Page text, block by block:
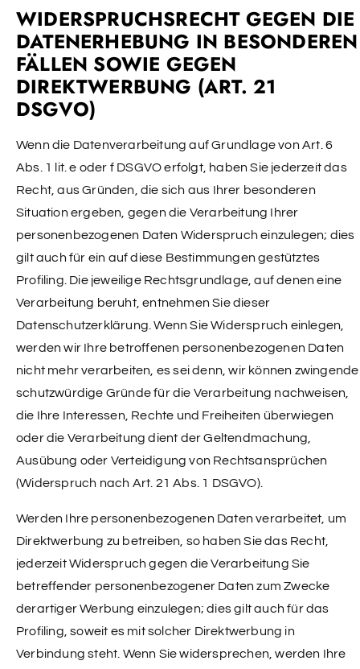
WIDERSPRUCHSRECHT GEGEN DIE
DATENERHEBUNG IN BESONDEREN
FÄLLEN SOWIE GEGEN
DIREKTWERBUNG (ART. 21
DSGVO)
Wenn die Datenverarbeitung auf Grundlage von Art. 6
Abs. 1 lit. e oder f DSGVO erfolgt, haben Sie jederzeit das
Recht, aus Gründen, die sich aus Ihrer besonderen
Situation ergeben, gegen die Verarbeitung Ihrer
personenbezogenen Daten Widerspruch einzulegen; dies
gilt auch für ein auf diese Bestimmungen gestütztes
Profiling. Die jeweilige Rechtsgrundlage, auf denen eine
Verarbeitung beruht, entnehmen Sie dieser
Datenschutzerklärung. Wenn Sie Widerspruch einlegen,
werden wir Ihre betroffenen personenbezogenen Daten
nicht mehr verarbeiten, es sei denn, wir können zwingende
schutzwürdige Gründe für die Verarbeitung nachweisen,
die Ihre Interessen, Rechte und Freiheiten überwiegen
oder die Verarbeitung dient der Geltendmachung,
Ausübung oder Verteidigung von Rechtsansprüchen
(Widerspruch nach Art. 21 Abs. 1 DSGVO).
Werden Ihre personenbezogenen Daten verarbeitet, um
Direktwerbung zu betreiben, so haben Sie das Recht,
jederzeit Widerspruch gegen die Verarbeitung Sie
betreffender personenbezogener Daten zum Zwecke
derartiger Werbung einzulegen; dies gilt auch für das
Profiling, soweit es mit solcher Direktwerbung in
Verbindung steht. Wenn Sie widersprechen, werden Ihre